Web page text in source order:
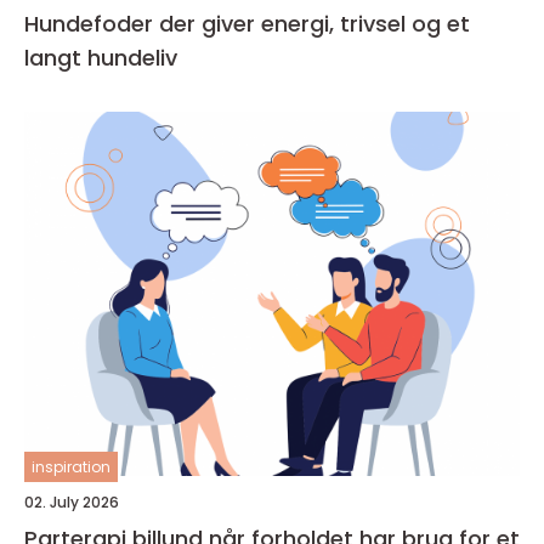
Hundefoder der giver energi, trivsel og et
langt hundeliv
inspiration
02. July 2026